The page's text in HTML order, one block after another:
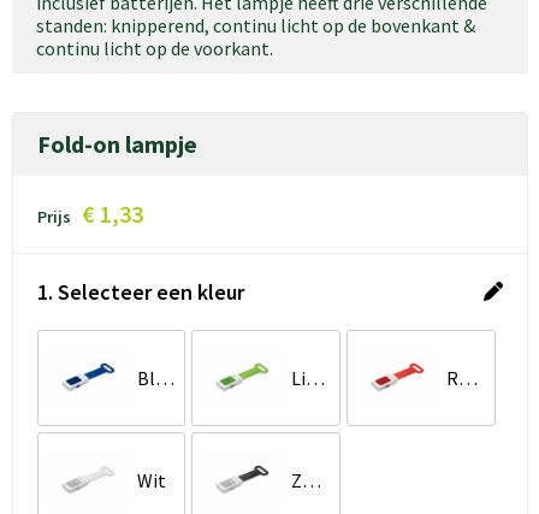
standen: knipperend, continu licht op de bovenkant &
continu licht op de voorkant.
Fold-on lampje
Prijs € 1,33
1. Selecteer een kleur
Blauw Lichtgroen Rood
Wit Zwart